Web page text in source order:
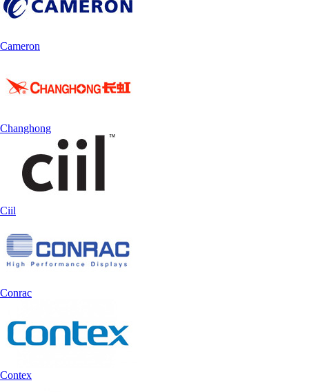
Cameron
Changhong
Ciil
Conrac
Contex